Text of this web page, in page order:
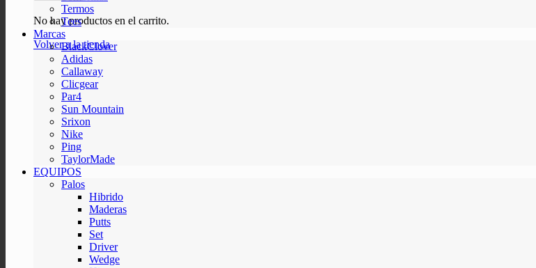
No hay productos en el carrito.
Volver a la tienda
Termos
Tees
Marcas
BlackClover
Adidas
Callaway
Clicgear
Par4
Sun Mountain
Srixon
Nike
Ping
TaylorMade
EQUIPOS
Palos
Hibrido
Maderas
Putts
Set
Driver
Wedge